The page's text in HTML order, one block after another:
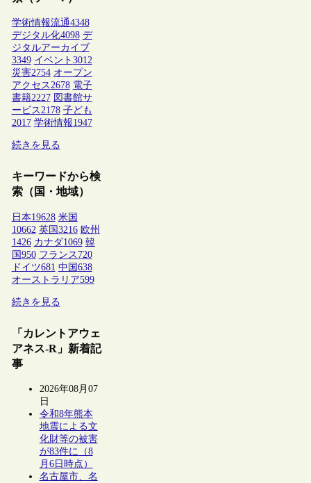
学術情報流通4348
デジタル化4098 デ
ジタルアーカイブ
3349 イベント 3012
災害2754 オープン
アクセス2678 電子
書籍2227 図書館サ
ービス2178 子ども
2017 学術情報1947
続きを見る
キーワードから検
索（国・地域）
日本19628 米国
10662 英国3216 欧州
1426 カナダ1069 韓
国950 フランス 720
ドイツ681 中国638
オーストラリア599
続きを見る
「カレントアウェ
アネス-R」新着記
事
2026年08月07
日
令和8年熊本
地震による文
化財等の被害
が83件に（8
月6日時点）
名古屋市、名